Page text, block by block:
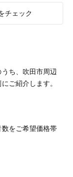
チェック
ち、吹田市周辺
ご紹介します。
をご希望価格帯